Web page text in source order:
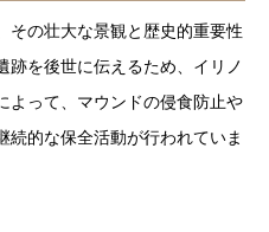
その壮大な景観と歴史的重要性
跡を後世に伝えるため、イリノ
よって、マウンドの侵食防止や
続的な保全活動が行われていま